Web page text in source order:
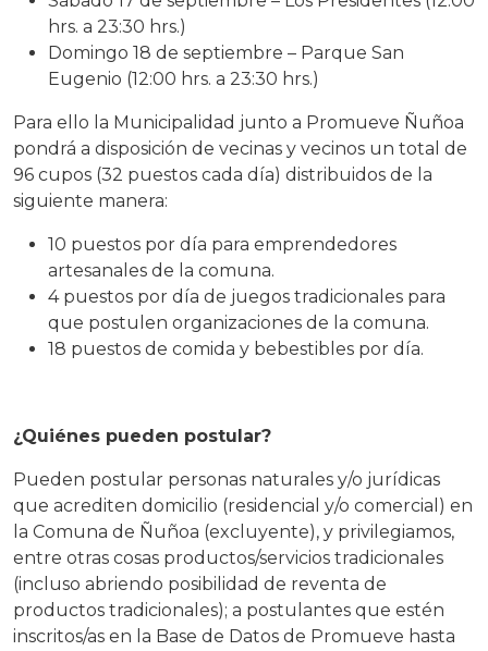
hrs. a 23:30 hrs.)
Domingo 18 de septiembre – Parque San
Eugenio (12:00 hrs. a 23:30 hrs.)
Para ello la Municipalidad junto a Promueve Ñuñoa
pondrá a disposición de vecinas y vecinos un total de
96 cupos (32 puestos cada día) distribuidos de la
siguiente manera:
10 puestos por día para emprendedores
artesanales de la comuna.
4 puestos por día de juegos tradicionales para
que postulen organizaciones de la comuna.
18 puestos de comida y bebestibles por día.
¿Quiénes pueden postular?
Pueden postular personas naturales y/o jurídicas
que acrediten domicilio (residencial y/o comercial) en
la Comuna de Ñuñoa (excluyente), y privilegiamos,
entre otras cosas productos/servicios tradicionales
(incluso abriendo posibilidad de reventa de
productos tradicionales); a postulantes que estén
inscritos/as en la Base de Datos de Promueve hasta